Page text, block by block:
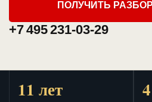
ПОЛУЧИТЬ
+7 495 231-03-29
11 лет